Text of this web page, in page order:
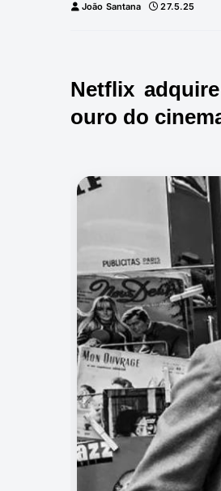
João Santana 27.5.25
Netflix
ouro do